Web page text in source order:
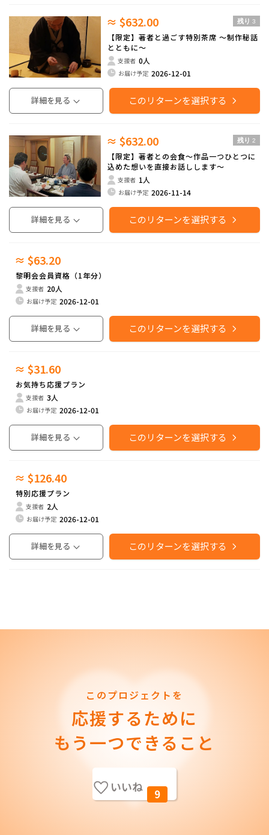
≈ $632.00 残り 3
【限定】著者と過ごす特別茶席 ～制作秘話
とともに～
支援者 0人
お届け予定 2026-12-01
詳細を見る このリターンを選択する
≈ $632.00 残り 2
【限定】著者との会食〜作品一つひとつに
込めた想いを直接お話しします〜
支援者 1人
お届け予定 2026-11-14
詳細を見る このリターンを選択する
≈ $63.20
黎明会会員資格（1年分）
支援者 20人
お届け予定 2026-12-01
詳細を見る このリターンを選択する
≈ $31.60
お気持ち応援プラン
支援者 3人
お届け予定 2026-12-01
詳細を見る このリターンを選択する
≈ $126.40
特別応援プラン
支援者 2人
お届け予定 2026-12-01
詳細を見る このリターンを選択する
このプロジェクトを
応援するために
もう一つできること
いいね 9